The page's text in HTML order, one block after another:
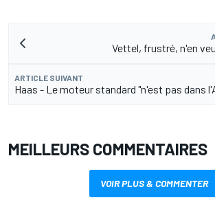
Vettel, frustré, n'en
ARTICLE SUIVANT
Haas - Le moteur standard "n'est pas dans
MEILLEURS COMMENTAIRES
VOIR PLUS & COMMENTER